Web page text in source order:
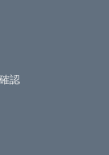
認